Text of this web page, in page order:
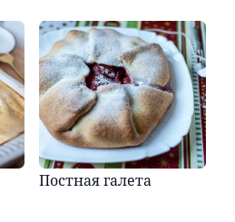
Постная галета